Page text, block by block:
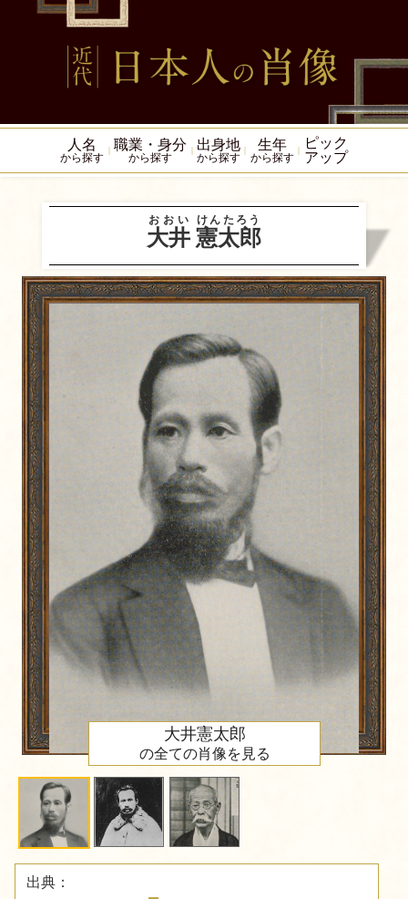
人名
から探す
職業・身分
から探す
出身地
から探す
生年
から探す
ピック
アップ
大井
おおい
憲太郎
けんたろう
大井憲太郎
の全ての肖像を見る
出典：